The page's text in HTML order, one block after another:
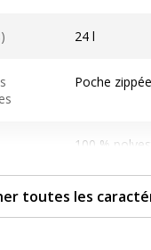
24 l
Poche
100 %
Bretelles
sur le dessus
toutes les